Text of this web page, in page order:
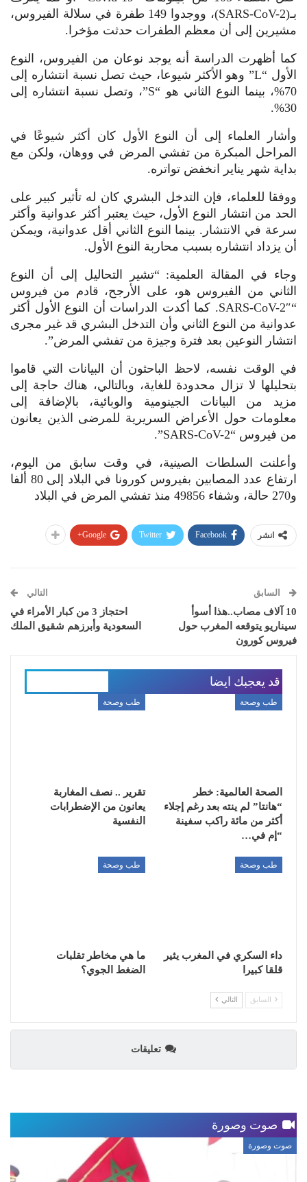
بـ(SARS-CoV-2)، ووجدوا 149 طفرة في سلالة الفيروس،
مشيرين إلى أن معظم الطفرات حدثت مؤخرا.
كما أظهرت الدراسة أنه يوجد نوعان من الفيروس، النوع
الأول “L” وهو الأكثر شيوعا، حيث تصل نسبة انتشاره إلى
70%، بينما النوع الثاني هو “S”، وتصل نسبة انتشاره إلى
30%.
وأشار العلماء إلى أن النوع الأول كان أكثر شيوعًا في
المراحل المبكرة من تفشي المرض في ووهان، ولكن مع
بداية شهر يناير انخفض تواتره.
ووفقا للعلماء، فإن التدخل البشري كان له تأثير كبير على
الحد من انتشار النوع الأول، حيث يعتبر أكثر عدوانية وأكثر
سرعة في الانتشار. بينما النوع الثاني أقل عدوانية، ويمكن
أن يزداد انتشاره بسبب محاربة النوع الأول.
وجاء في المقالة العلمية: “تشير التحاليل إلى أن النوع
الثاني من الفيروس هو، على الأرجح، قادم من فيروس
“SARS-CoV-2″. كما أكدت الدراسات أن النوع الأول أكثر
عدوانية من النوع الثاني وأن التدخل البشري قد غير مجرى
انتشار النوعين بعد فترة وجيزة من تفشي المرض”.
في الوقت نفسه، لاحظ الباحثون أن البيانات التي قاموا
بتحليلها لا تزال محدودة للغاية، وبالتالي، هناك حاجة إلى
مزيد من البيانات الجينومية والوبائية، بالإضافة إلى
معلومات حول الأعراض السريرية للمرضى الذين يعانون
من فيروس “SARS-CoV-2”.
وأعلنت السلطات الصينية، في وقت سابق من اليوم،
ارتفاع عدد المصابين بفيروس كورونا في البلاد إلى 80 ألفا
و270 حالة، وشفاء 49856 منذ تفشي المرض في البلاد
انشر Facebook
Twitter
Google+
السابق
10 آلاف مصاب..هذا أسوأ
سيناريو يتوقعه المغرب حول
فيروس كورون
التالي
احتجاز 3 من كبار الأمراء في
السعودية وأبرزهم شقيق الملك
قد يعجبك ايضا
طب وصحة
الصحة العالمية: خطر
“هانتا” لم ينته بعد رغم إجلاء
أكثر من مائة راكب سفينة
“إم في…
طب وصحة
تقرير .. نصف المغاربة
يعانون من الإضطرابات
النفسية
طب وصحة
داء السكري في المغرب يثير
قلقا كبيرا
طب وصحة
ما هي مخاطر تقلبات
الضغط الجوي؟
السابق التالي
تعليقات
صوت وصورة
صوت وصورة